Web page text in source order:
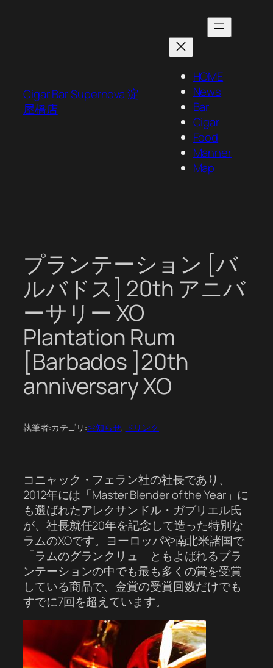
Cigar Bar Supernova 淀
屋橋店
HOME
News
Bar
Cigar
Food
Manner
Map
プランテーション [バ
ルバドス] 20th アニバ
ーサリー XO
Plantation Rum
[Barbados ]20th
anniversary XO
執筆者:カテゴリ:お知らせ, ドリンク
コニャック・フェラン社の社長であり、
2012年には「Master Blender of the Year」に
も選ばれたアレクサンドル・ガブリエル氏
が、社長就任20年を記念して造った特別な
ラムのXOです。ヨーロッパや南北米諸国で
「ラムのグランクリュ」ともよばれるプラ
ンテーションの中でも最も多くの賞を受賞
している商品で、金賞の受賞回数だけでも
すでに7回を超えています。